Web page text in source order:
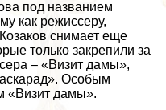
под названием
как режиссеру,
снимает еще
только закрепили за
– «Визит дамы»,
Особым
«Визит дамы».